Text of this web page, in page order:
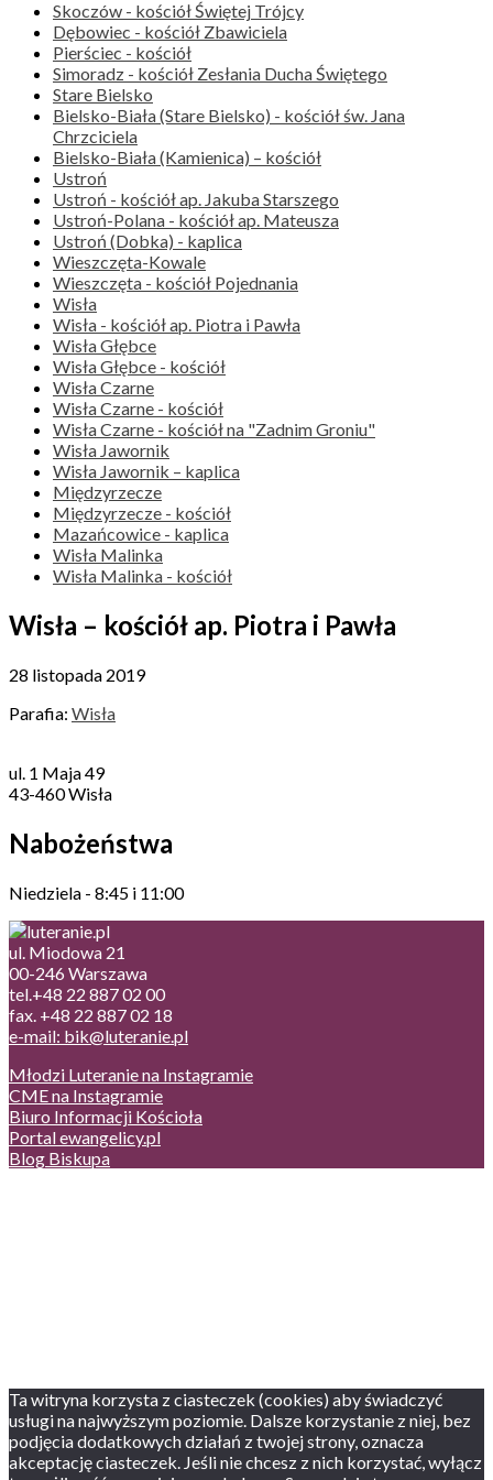
Skoczów - kościół Świętej Trójcy
Dębowiec - kościół Zbawiciela
Pierściec - kościół
Simoradz - kościół Zesłania Ducha Świętego
Stare Bielsko
Bielsko-Biała (Stare Bielsko) - kościół św. Jana
Chrzciciela
Bielsko-Biała (Kamienica) – kościół
Ustroń
Ustroń - kościół ap. Jakuba Starszego
Ustroń-Polana - kościół ap. Mateusza
Ustroń (Dobka) - kaplica
Wieszczęta-Kowale
Wieszczęta - kościół Pojednania
Wisła
Wisła - kościół ap. Piotra i Pawła
Wisła Głębce
Wisła Głębce - kościół
Wisła Czarne
Wisła Czarne - kościół
Wisła Czarne - kościół na "Zadnim Groniu"
Wisła Jawornik
Wisła Jawornik – kaplica
Międzyrzecze
Międzyrzecze - kościół
Mazańcowice - kaplica
Wisła Malinka
Wisła Malinka - kościół
Wisła – kościół ap. Piotra i Pawła
28 listopada 2019
Parafia: Wisła
ul. 1 Maja 49
43-460 Wisła
Nabożeństwa
Niedziela - 8:45 i 11:00
ul. Miodowa 21
00-246 Warszawa
tel.+48 22 887 02 00
fax. +48 22 887 02 18
e-mail: bik@luteranie.pl
Młodzi Luteranie na Instagramie
CME na Instagramie
Biuro Informacji Kościoła
Portal ewangelicy.pl
Blog Biskupa
Ta witryna korzysta z ciasteczek (cookies) aby świadczyć
usługi na najwyższym poziomie. Dalsze korzystanie z niej, bez
podjęcia dodatkowych działań z twojej strony, oznacza
akceptację ciasteczek. Jeśli nie chcesz z nich korzystać, wyłącz